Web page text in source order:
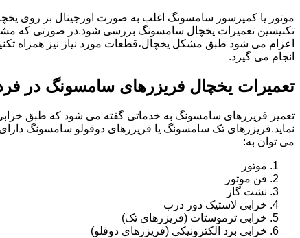
موتور یا کمپرسور سامسونگ اغلب به صورت اورجینال بر روی
تکنیسین تعمیرات یخچال سامسونگ بررسی شود.در صورتی که
اعزام می شود طبق مشکل یخچال،قطعات مورد نیاز نیز
انجام می گیرد.
تعمیرات یخچال فریزرهای سامسونگ در
تعمیر فریزرهای سامسونگ به خدماتی گفته می شود که طبق
نماید.فریزرهای تک سامسونگ یا فریزرهای دوقولو سامسونگ
می توان به:
موتور
فن موتور
نشت گاز
خرابی لاستیک دور درب
خرابی ترموستات (فریزرهای تک)
خرابی برد الکترونیکی (فریزرهای دوقلو)